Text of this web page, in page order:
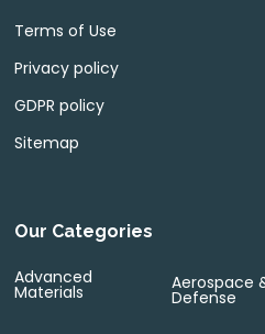
Terms of Use
Privacy policy
GDPR policy
Sitemap
Our Categories
Advanced
Materials Aerospace
Defense